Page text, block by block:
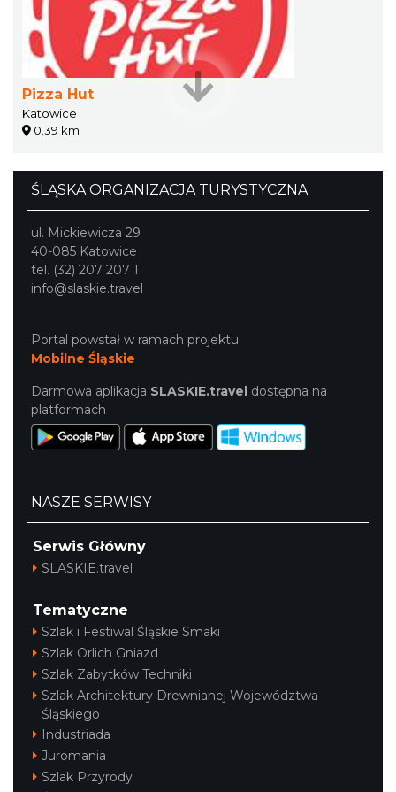
Pizza Hut
Katowice
0.39 km
ŚLĄSKA ORGANIZACJA TURYSTYCZNA
ul. Mickiewicza 29
40-085 Katowice
tel. (32) 207 207 1
info@slaskie.travel
Portal powstał w ramach projektu
Mobilne Śląskie
Darmowa aplikacja SLASKIE.travel dostępna na
platformach
NASZE SERWISY
Serwis Główny
SLASKIE.travel
Tematyczne
Szlak i Festiwal Śląskie Smaki
Szlak Orlich Gniazd
Szlak Zabytków Techniki
Szlak Architektury Drewnianej Województwa
Śląskiego
Industriada
Juromania
Szlak Przyrody